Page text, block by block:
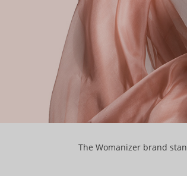
The Womanizer brand